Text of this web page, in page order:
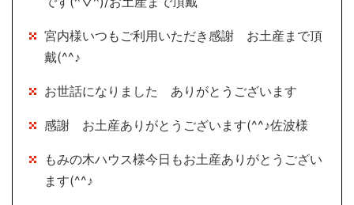
宮内様いつもご利用いただき感謝 お土産まで頂
戴(^^♪
お世話になりました ありがとうございます
感謝 お土産ありがとうございます(^^♪佐波様
もみの木ハウス様今日もお土産ありがとうござい
ます(^^♪